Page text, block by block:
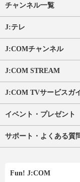
チャンネル一覧
J:テレ
J:COMチャンネル
J:COM STREAM
J:COM TVサービスガ
イベント・プレゼント
サポート・よくある質
Fun! J:COM